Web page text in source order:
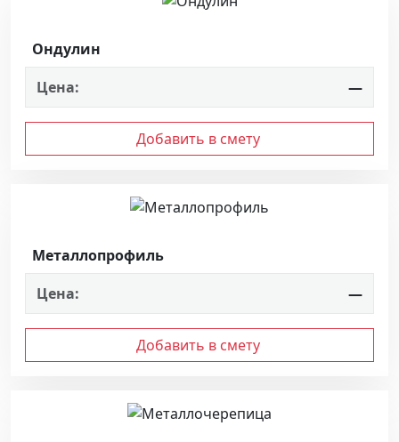
Ондулин
Цена:
—
Добавить в смету
Металлопрофиль
Цена:
—
Добавить в смету